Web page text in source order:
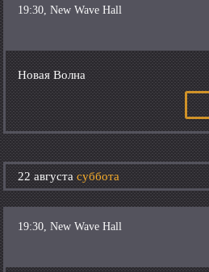
19:30, New Wave Hall
Новая Волна
22 августасуббота
19:30, New Wave Hall